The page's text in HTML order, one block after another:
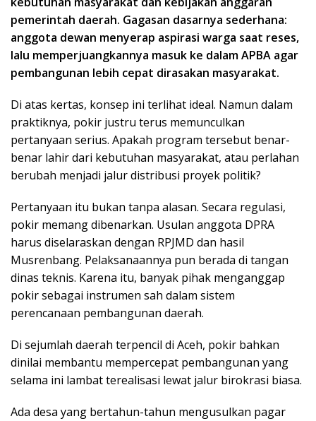
pemerintah daerah. Gagasan dasarnya sederhana:
anggota dewan menyerap aspirasi warga saat reses,
lalu memperjuangkannya masuk ke dalam APBA agar
pembangunan lebih cepat dirasakan masyarakat.
Di atas kertas, konsep ini terlihat ideal. Namun dalam
praktiknya, pokir justru terus memunculkan
pertanyaan serius. Apakah program tersebut benar-
benar lahir dari kebutuhan masyarakat, atau perlahan
berubah menjadi jalur distribusi proyek politik?
Pertanyaan itu bukan tanpa alasan. Secara regulasi,
pokir memang dibenarkan. Usulan anggota DPRA
harus diselaraskan dengan RPJMD dan hasil
Musrenbang. Pelaksanaannya pun berada di tangan
dinas teknis. Karena itu, banyak pihak menganggap
pokir sebagai instrumen sah dalam sistem
perencanaan pembangunan daerah.
Di sejumlah daerah terpencil di Aceh, pokir bahkan
dinilai membantu mempercepat pembangunan yang
selama ini lambat terealisasi lewat jalur birokrasi biasa.
Ada desa yang bertahun-tahun mengusulkan pagar